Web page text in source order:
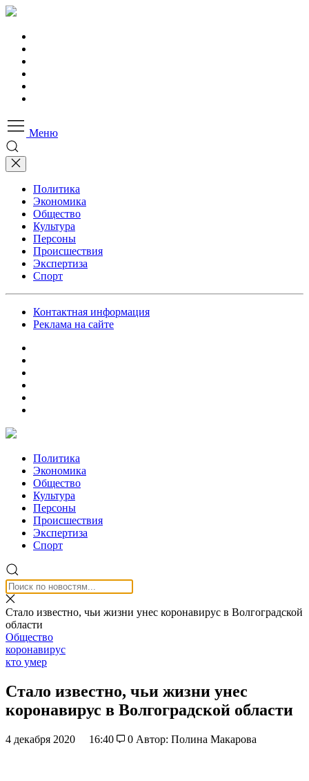
Меню
Политика
Экономика
Общество
Культура
Персоны
Происшествия
Экспертиза
Спорт
Контактная информация
Реклама на сайте
Политика
Экономика
Общество
Культура
Персоны
Происшествия
Экспертиза
Спорт
Стало известно, чьи жизни унес коронавирус в Волгоградской
области
Общество
коронавирус
кто умер
Стало известно, чьи жизни унес
коронавирус в Волгоградской области
4 декабря 2020 16:40 0 Автор: Полина Макарова